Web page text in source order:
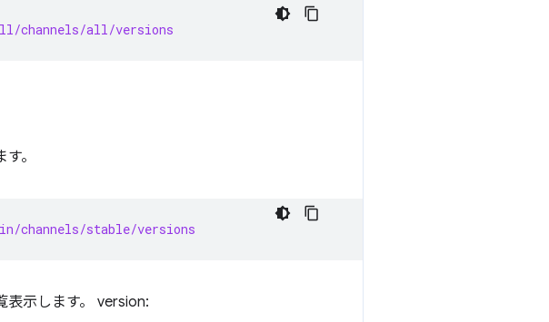
channels/all/versions
。
channels/stable/versions
表示します。 version: